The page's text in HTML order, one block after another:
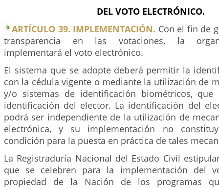
DEL VOTO ELECTRÓNICO.
ARTÍCULO 39. IMPLEMENTACIÓN. Con el fin de
transparencia en las votaciones, la
implementará el voto electrónico.
El sistema que se adopte deberá permitir la
con la cédula vigente o mediante la utilización de
y/o sistemas de identificación biométricos,
identificación del elector. La identificación del
podrá ser independiente de la utilización de
electrónica, y su implementación no
condición para la puesta en práctica de tales
La Registraduría Nacional del Estado Civil
que se celebren para la implementación del
propiedad de la Nación de los programas